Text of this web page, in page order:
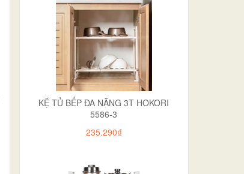
KỆ TỦ BẾP ĐA NĂNG 3T HOKORI
5586-3
235.290₫